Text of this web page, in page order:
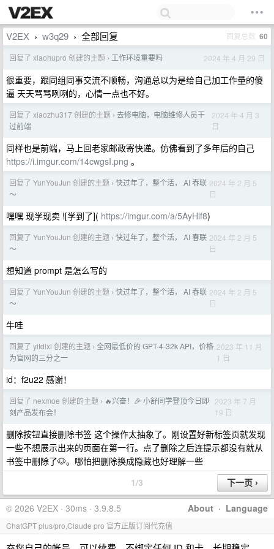
V2EX › w3q29 › 全部回复 回复总数 60
回复了 xiaohupro 创建的主题 › 工作环境重要吗 2024 年 4 月 29 日
很重要，跟同组同事交流不顺畅，沟通总以为是给自己加工作量的傻
逼 天天骂骂咧咧的，心情一点也不好。
回复了 xiaozhu317 创建的主题 › 去修电脑，电脑维修人员干
过前端
2024 年 4 月 3
日
同样也是前端，马上回老家邮政寄快递。仿佛看到了多年后的自己
https://i.imgur.com/14cwgsI.png 。
回复了 YunYouJun 创建的主题 › 快过年了，整个活， AI 春联
～
2024 年 2 月 5
日
嘿嘿 现学现卖 ![学到了]( https://imgur.com/a/5AyHlf8)
回复了 YunYouJun 创建的主题 › 快过年了，整个活， AI 春联
～
2024 年 2 月 5
日
想知道 prompt 是怎么写的
回复了 YunYouJun 创建的主题 › 快过年了，整个活， AI 春联
～
2024 年 2 月 5
日
牛哇
回复了 yitdlxl 创建的主题 › 全网最低价的 GPT-4-32k API，价格
为官网的三分之一
2023 年 11 月
1 日
id：f2u22 感谢！
回复了 nexmoe 创建的主题 › 🔥兴奋！🎉 小舒同学登顶今日即
刻产品发布会！
2023 年 7 月
19 日
删除按钮直接删除书签 这个操作太抽象了。刚设置好新标签页就发现
一些不想展示出来的页面在第一行。点了删除之后连提示都没有就从
书签中删除了🐶。哪怕把删除换成隐藏也好理解一些
1/3
About · Language
© 2026 V2EX · 30ms · 3.9.8.5
ChatGPT plus/pro,Claude pro 官方正版订阅代充值